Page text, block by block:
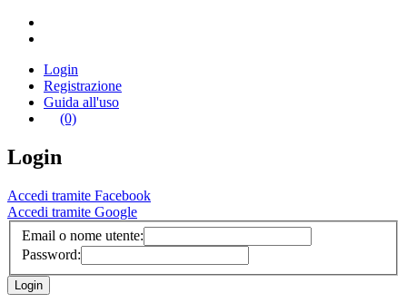
Login
Registrazione
Guida all'uso
(0)
Login
Accedi tramite Facebook
Accedi tramite Google
Email o nome utente:
Password: